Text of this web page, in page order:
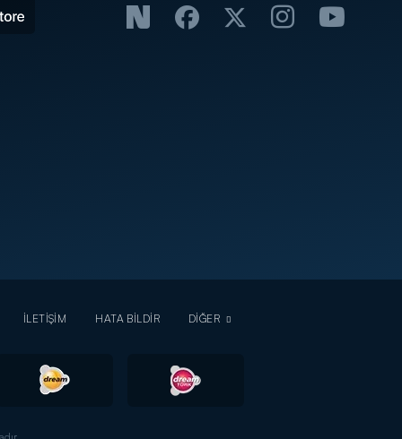
İLETİŞİM HATA BİLDİR DİĞER